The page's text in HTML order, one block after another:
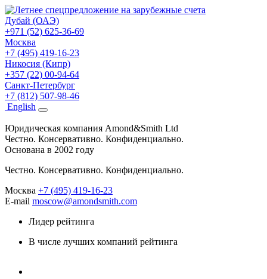
Дубай (ОАЭ)
+971 (52) 625-36-69
Москва
+7 (495) 419-16-23
Никосия (Кипр)
+357 (22) 00-94-64
Санкт-Петербург
+7 (812) 507-98-46
English
Юридическая компания Amond&Smith Ltd
Честно. Консервативно. Конфиденциально.
Основана в 2002 году
Честно. Консервативно. Конфиденциально.
Москва +7 (495) 419-16-23
E-mail moscow@amondsmith.com
Лидер рейтинга
В числе лучших компаний рейтинга